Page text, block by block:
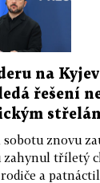
na
řešení
sobotu znovu
tříletý
a